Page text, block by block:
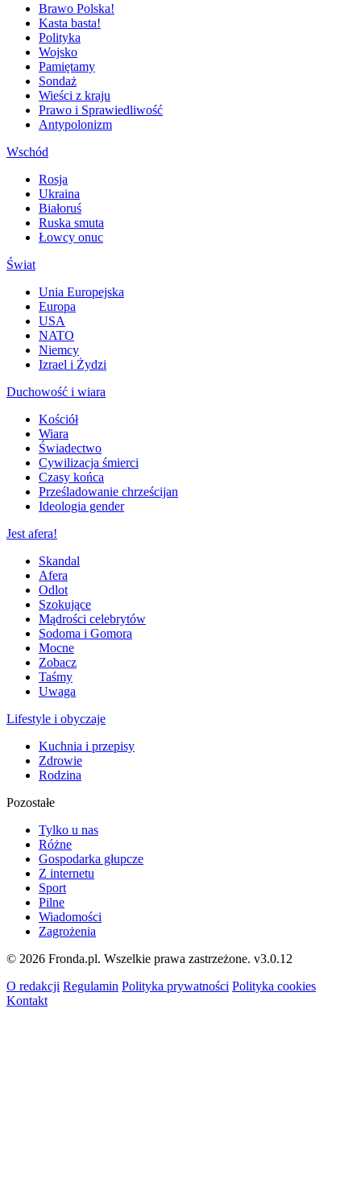
Brawo Polska!
Kasta basta!
Polityka
Wojsko
Pamiętamy
Sondaż
Wieści z kraju
Prawo i Sprawiedliwość
Antypolonizm
Wschód
Rosja
Ukraina
Białoruś
Ruska smuta
Łowcy onuc
Świat
Unia Europejska
Europa
USA
NATO
Niemcy
Izrael i Żydzi
Duchowość i wiara
Kościół
Wiara
Świadectwo
Cywilizacja śmierci
Czasy końca
Prześladowanie chrześcijan
Ideologia gender
Jest afera!
Skandal
Afera
Odlot
Szokujące
Mądrości celebrytów
Sodoma i Gomora
Mocne
Zobacz
Taśmy
Uwaga
Lifestyle i obyczaje
Kuchnia i przepisy
Zdrowie
Rodzina
Pozostałe
Tylko u nas
Różne
Gospodarka głupcze
Z internetu
Sport
Pilne
Wiadomości
Zagrożenia
© 2026 Fronda.pl. Wszelkie prawa zastrzeżone. v3.0.12
O redakcji Regulamin Polityka prywatności Polityka cookies
Kontakt